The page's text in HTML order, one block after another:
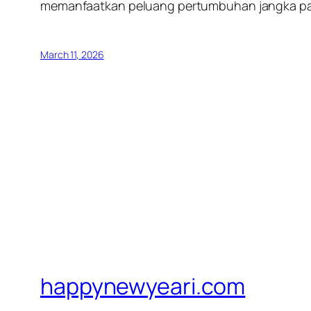
memanfaatkan peluang pertumbuhan jangka
March 11, 2026
happynewyeari.com